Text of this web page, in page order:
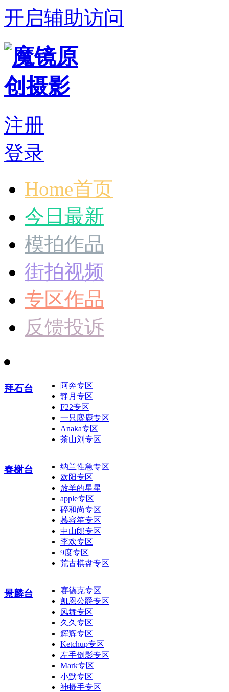
开启辅助访问
注册
登录
Home首页
今日最新
模拍作品
街拍视频
专区作品
反馈投诉
拜石台
阿奔专区
静月专区
F22专区
一只麋鹿专区
Anaka专区
茶山刘专区
春榭台
纳兰性急专区
欧阳专区
放羊的星星
apple专区
碎和尚专区
慕容笙专区
中山郎专区
李欢专区
9度专区
荒古棋盘专区
景麟台
赛德克专区
凯恩公爵专区
风舞专区
久久专区
辉辉专区
Ketchup专区
左手倒影专区
Mark专区
小默专区
神摄手专区